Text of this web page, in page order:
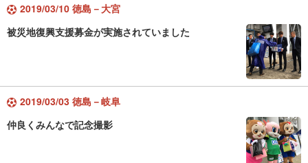
2019/03/10 徳島－大宮
被災地復興支援募金が実施されていました
2019/03/03 徳島－岐阜
仲良くみんなで記念撮影